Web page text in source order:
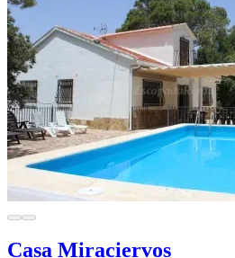
Casa Miraciervos